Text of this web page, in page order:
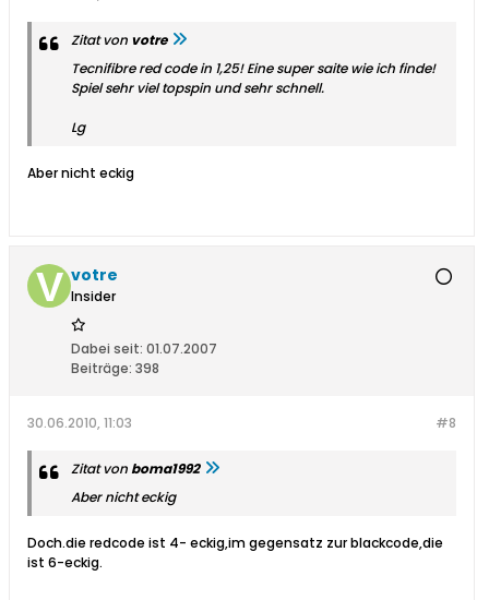
Zitat von votre
Tecnifibre red code in 1,25! Eine super saite wie ich finde!
Spiel sehr viel topspin und sehr schnell.
Lg
Aber nicht eckig
votre
Insider
Dabei seit: 01.07.2007
Beiträge: 398
#8
30.06.2010, 11:03
Zitat vonboma1992
Aber nicht eckig
Doch.die redcode ist 4- eckig,im gegensatz zur blackcode,die
ist 6-eckig.